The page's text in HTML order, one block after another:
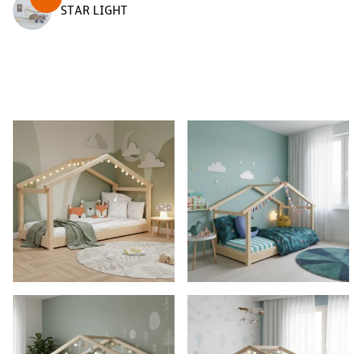
STAR LIGHT